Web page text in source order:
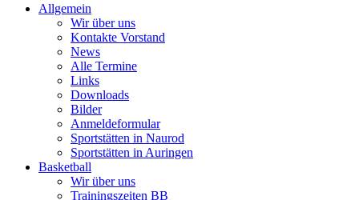
Allgemein
Wir über uns
Kontakte Vorstand
News
Alle Termine
Links
Downloads
Bilder
Anmeldeformular
Sportstätten in Naurod
Sportstätten in Auringen
Basketball
Wir über uns
Trainingszeiten BB